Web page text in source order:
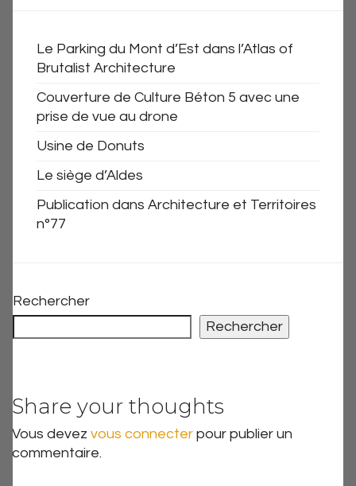
Le Parking du Mont d’Est dans l’Atlas of
Brutalist Architecture
Couverture de Culture Béton 5 avec une
prise de vue au drone
Usine de Donuts
Le siège d’Aldes
Publication dans Architecture et Territoires
n°77
Rechercher
Rechercher
Share your thoughts
Vous devez vous connecter pour publier un
commentaire.